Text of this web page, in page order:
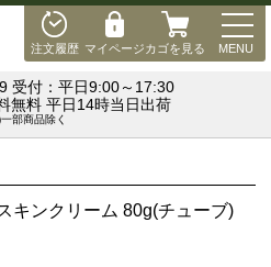
注文履歴 マイページカゴを見る MENU
受付：平日9:00～17:30
無料 平日14時当日出荷
部商品除く
キンクリーム 80g(チューブ)